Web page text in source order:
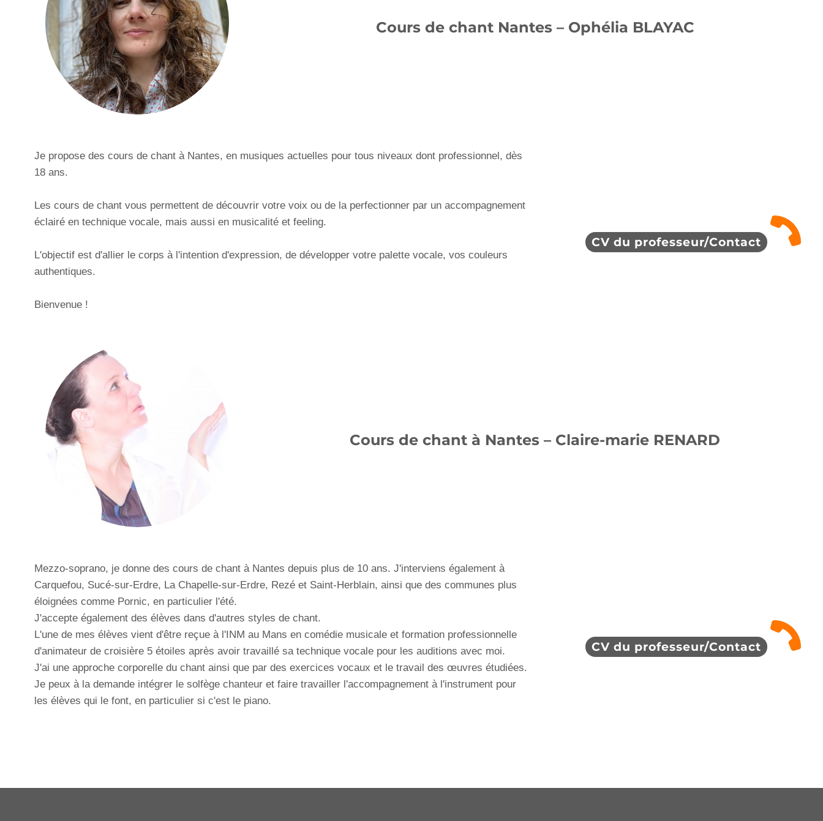
Cours de chant Nantes – Ophélia BLAYAC
Je propose des cours de chant à Nantes, en musiques actuelles pour tous niveaux dont professionnel, dès
18 ans.
Les cours de chant vous permettent de découvrir votre voix ou de la perfectionner par un accompagnement
éclairé en technique vocale, mais aussi en musicalité et feeling.
L'objectif est d'allier le corps à l'intention d'expression, de développer votre palette vocale, vos couleurs
authentiques.
Bienvenue !
CV du professeur/Contact
Cours de chant à Nantes – Claire-marie RENARD
Mezzo-soprano, je donne des cours de chant à Nantes depuis plus de 10 ans. J'interviens également à
Carquefou, Sucé-sur-Erdre, La Chapelle-sur-Erdre, Rezé et Saint-Herblain, ainsi que des communes plus
éloignées comme Pornic, en particulier l'été.
J'accepte également des élèves dans d'autres styles de chant.
L'une de mes élèves vient d'être reçue à l'INM au Mans en comédie musicale et formation professionnelle
d'animateur de croisière 5 étoiles après avoir travaillé sa technique vocale pour les auditions avec moi.
J'ai une approche corporelle du chant ainsi que par des exercices vocaux et le travail des œuvres étudiées.
Je peux à la demande intégrer le solfège chanteur et faire travailler l'accompagnement à l'instrument pour
les élèves qui le font, en particulier si c'est le piano.
CV du professeur/Contact